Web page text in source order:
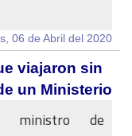
06 de Abril del 2020
viajaron sin
un Ministerio
ministro de